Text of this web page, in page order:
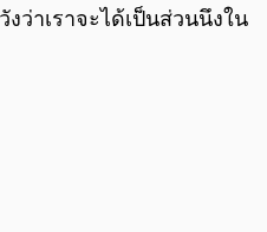
ว่าเราจะได้เป็นส่วนนึงใน